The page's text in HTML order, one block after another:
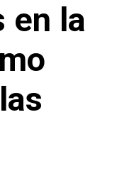
en la